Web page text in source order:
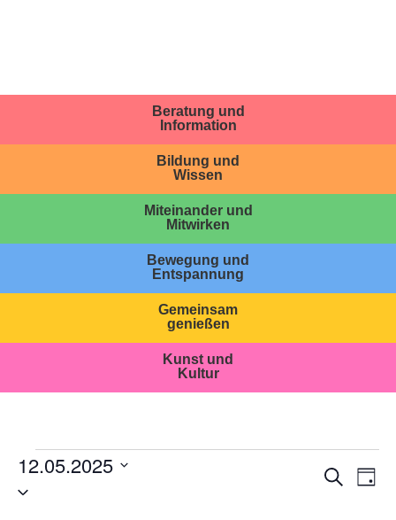
Beratung und
Information
Bildung und
Wissen
Miteinander und
Mitwirken
Bewegung und
Entspannung
Gemeinsam
genießen
Kunst und
Kultur
Suche
Tag
12.05.2025
Datum